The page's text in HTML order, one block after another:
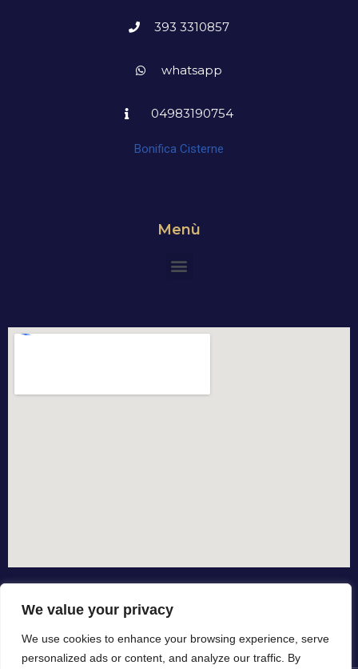
We value your privacy
We use cookies to enhance your browsing experience, serve
personalized ads or content, and analyze our traffic. By
393 3310857
whatsapp
04983190754
Bonifica Cisterne
Menù